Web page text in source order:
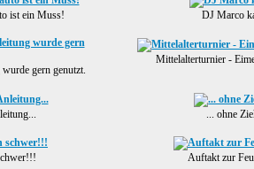
ist ein Muss! DJ Marco
gern genutzt.
Mittelalterturnier -
... ohne
Auftakt zur